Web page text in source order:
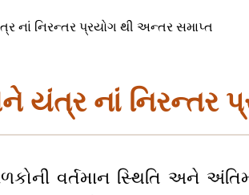
નાં નિરન્તર પ્રયોગ થી અન્તર સમાપ્ત
યંત્ર નાં નિરન્તર
વર્તમાન સ્થિતિ અને